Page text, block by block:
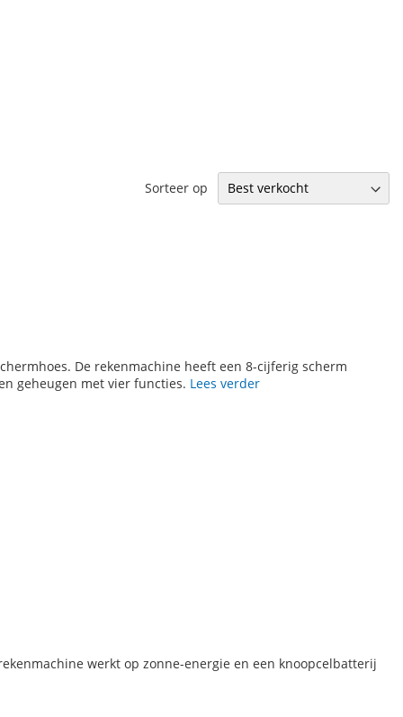
Sorteer op
De rekenmachine heeft een 8-cijferig scherm
geheugen met vier functies. Lees verder
werkt op zonne-energie en een knoopcelbatterij